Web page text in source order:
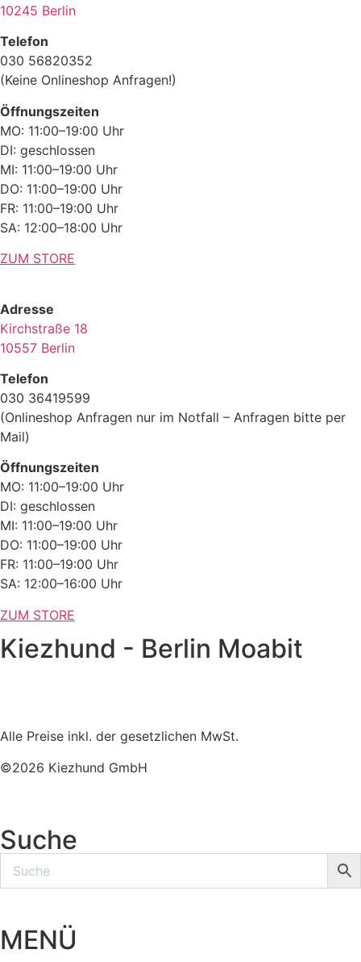
10245 Berlin
Telefon
030 56820352
(Keine Onlineshop Anfragen!)
Öffnungszeiten
MO: 11:00–19:00 Uhr
DI: geschlossen
MI: 11:00–19:00 Uhr
DO: 11:00–19:00 Uhr
FR: 11:00–19:00 Uhr
SA: 12:00–18:00 Uhr
ZUM STORE
Adresse
Kirchstraße 18
10557 Berlin
Telefon
030 36419599
(Onlineshop Anfragen nur im Notfall – Anfragen bitte per
Mail)
Öffnungszeiten
MO: 11:00–19:00 Uhr
DI: geschlossen
MI: 11:00–19:00 Uhr
DO: 11:00–19:00 Uhr
FR: 11:00–19:00 Uhr
SA: 12:00–16:00 Uhr
ZUM STORE
Kiezhund - Berlin Moabit
Alle Preise inkl. der gesetzlichen MwSt.
©2026 Kiezhund GmbH
Suche
MENÜ